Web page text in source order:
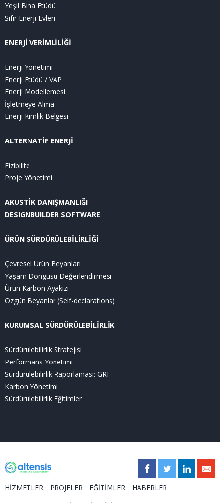
Yeşil Bina Etüdü
Sıfır Enerji Evleri
ENERJİ VERİMLİLİĞİ
Enerji Yönetimi
Enerji Etüdü / VAP
Enerji Modellemesi
İşletmeye Alma
Enerji Kimlik Belgesi
ALTERNATİF ENERJİ
Fizibilite
Proje Yönetimi
AKUSTİK DANIŞMANLIĞI
DESIGNBUILDER SOFTWARE
ÜRÜN SÜRDÜRÜLEBİLİRLİĞİ
Çevresel Ürün Beyanları
Yaşam Döngüsü Değerlendirmesi
Ürün Karbon Ayakizi
Özgün Beyanlar (Self-declarations)
KURUMSAL SÜRDÜRÜLEBİLİRLİK
Sürdürülebilirlik Stratejisi
Performans Yönetimi
Sürdürülebilirlik Raporlaması: GRI
Karbon Yönetimi
Sürdürülebilirlik Eğitimleri
HİZMETLER PROJELER EĞİTİMLER
HABERLER